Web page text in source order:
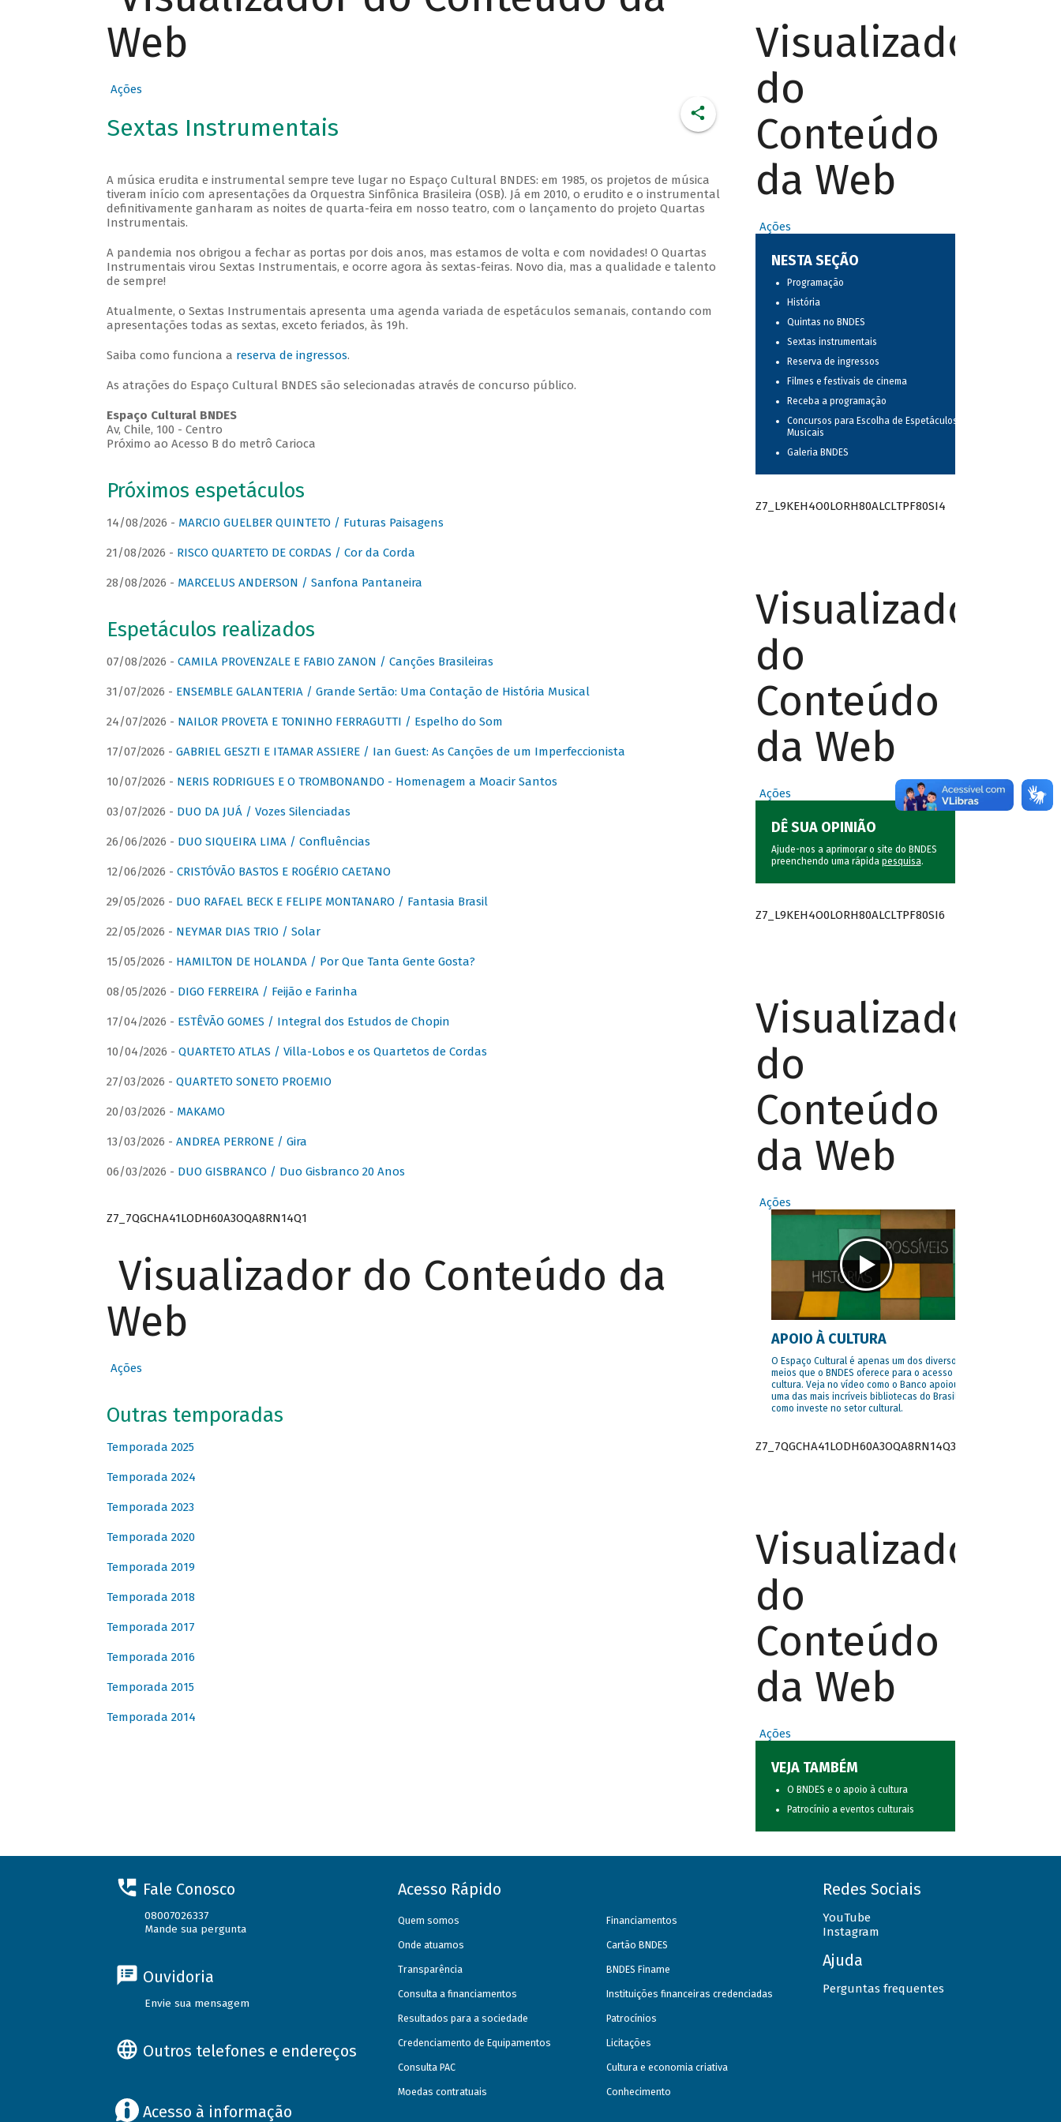
Web
Ações
Sextas Instrumentais
A música erudita e instrumental sempre teve lugar no Espaço Cultural BNDES: em 1985, os projetos de música
tiveram início com apresentações da Orquestra Sinfônica Brasileira (OSB). Já em 2010, o erudito e o instrumental
definitivamente ganharam as noites de quarta-feira em nosso teatro, com o lançamento do projeto Quartas
Instrumentais.
A pandemia nos obrigou a fechar as portas por dois anos, mas estamos de volta e com novidades! O Quartas
Instrumentais virou Sextas Instrumentais, e ocorre agora às sextas-feiras. Novo dia, mas a qualidade e talento
de sempre!
Atualmente, o Sextas Instrumentais apresenta uma agenda variada de espetáculos semanais, contando com
apresentações todas as sextas, exceto feriados, às 19h.
Saiba como funciona a reserva de ingressos.
As atrações do Espaço Cultural BNDES são selecionadas através de concurso público.
Espaço Cultural BNDES
Av, Chile, 100 - Centro
Próximo ao Acesso B do metrô Carioca
Próximos espetáculos
14/08/2026 - MARCIO GUELBER QUINTETO / Futuras Paisagens
21/08/2026 - RISCO QUARTETO DE CORDAS / Cor da Corda
28/08/2026 - MARCELUS ANDERSON / Sanfona Pantaneira
Espetáculos realizados
07/08/2026 - CAMILA PROVENZALE E FABIO ZANON / Canções Brasileiras
31/07/2026 - ENSEMBLE GALANTERIA / Grande Sertão: Uma Contação de História Musical
24/07/2026 - NAILOR PROVETA E TONINHO FERRAGUTTI / Espelho do Som
17/07/2026 - GABRIEL GESZTI E ITAMAR ASSIERE / Ian Guest: As Canções de um Imperfeccionista
10/07/2026 - NERIS RODRIGUES E O TROMBONANDO - Homenagem a Moacir Santos
03/07/2026 - DUO DA JUÁ / Vozes Silenciadas
26/06/2026 - DUO SIQUEIRA LIMA / Confluências
12/06/2026 - CRISTÓVÃO BASTOS E ROGÉRIO CAETANO
29/05/2026 - DUO RAFAEL BECK E FELIPE MONTANARO / Fantasia Brasil
22/05/2026 - NEYMAR DIAS TRIO / Solar
15/05/2026 - HAMILTON DE HOLANDA / Por Que Tanta Gente Gosta?
08/05/2026 - DIGO FERREIRA / Feijão e Farinha
17/04/2026 - ESTÊVÃO GOMES / Integral dos Estudos de Chopin
10/04/2026 - QUARTETO ATLAS / Villa-Lobos e os Quartetos de Cordas
27/03/2026 - QUARTETO SONETO PROEMIO
20/03/2026 - MAKAMO
13/03/2026 - ANDREA PERRONE / Gira
06/03/2026 - DUO GISBRANCO / Duo Gisbranco 20 Anos
Z7_7QGCHA41LODH60A3OQA8RN14Q1
Visualizador do Conteúdo da
Web
Ações
Outras temporadas
Temporada 2025
Temporada 2024
Temporada 2023
Temporada 2020
Temporada 2019
Temporada 2018
Temporada 2017
Temporada 2016
Temporada 2015
Temporada 2014
Visualizador
do
Conteúdo
da Web
Ações
NESTA SEÇÃO
Programação
História
Quintas no BNDES
Sextas instrumentais
Reserva de ingressos
Filmes e festivais de cinema
Receba a programação
Concursos para Escolha de Espetáculos
Musicais
Galeria BNDES
Z7_L9KEH4O0LORH80ALCLTPF80SI4
Visualizador
do
Conteúdo
da Web
Ações
DÊ SUA OPINIÃO
Ajude-nos a aprimorar o site do BNDES
preenchendo uma rápida pesquisa.
Z7_L9KEH4O0LORH80ALCLTPF80SI6
Visualizador
do
Conteúdo
da Web
Ações
APOIO À CULTURA
O Espaço Cultural é apenas um dos diversos
meios que o BNDES oferece para o acesso à
cultura. Veja no vídeo como o Banco apoiou
uma das mais incríveis bibliotecas do Brasil e
como investe no setor cultural.
Z7_7QGCHA41LODH60A3OQA8RN14Q3
Visualizador
do
Conteúdo
da Web
Ações
VEJA TAMBÉM
O BNDES e o apoio à cultura
Patrocínio a eventos culturais
Fale Conosco
08007026337
Mande sua pergunta
Ouvidoria
Envie sua mensagem
Outros telefones e endereços
Acesso à informação
Acesso Rápido
Quem somos
Onde atuamos
Transparência
Consulta a financiamentos
Resultados para a sociedade
Credenciamento de Equipamentos
Consulta PAC
Moedas contratuais
Financiamentos
Cartão BNDES
BNDES Finame
Instituições financeiras credenciadas
Patrocínios
Licitações
Cultura e economia criativa
Conhecimento
Redes Sociais
YouTube
Instagram
Ajuda
Perguntas frequentes